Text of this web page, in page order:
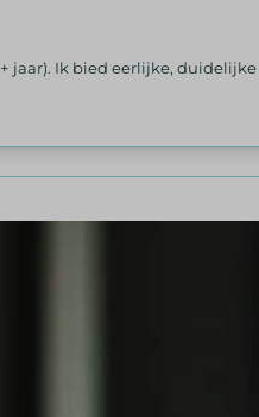
jaar). Ik bied eerlijke,